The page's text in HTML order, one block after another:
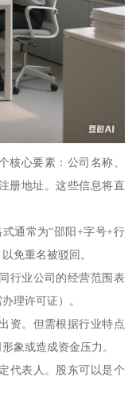
核心要素：公司名称、
册地址。这些信息将直
通常为“邵阳+字号+行
免重名被驳回。
行业公司的经营范围表
理许可证）。
资。但需根据行业特点
象或造成资金压力。
代表人。股东可以是个